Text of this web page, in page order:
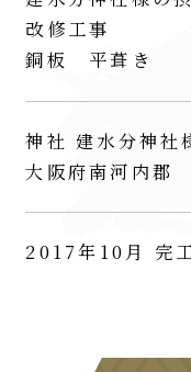
改修工事
銅板 平葺き
神社 建水分神
大阪府南河内郡
2017年10月 完